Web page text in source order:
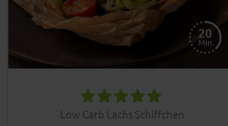
Low Carb Lachs Schiffchen